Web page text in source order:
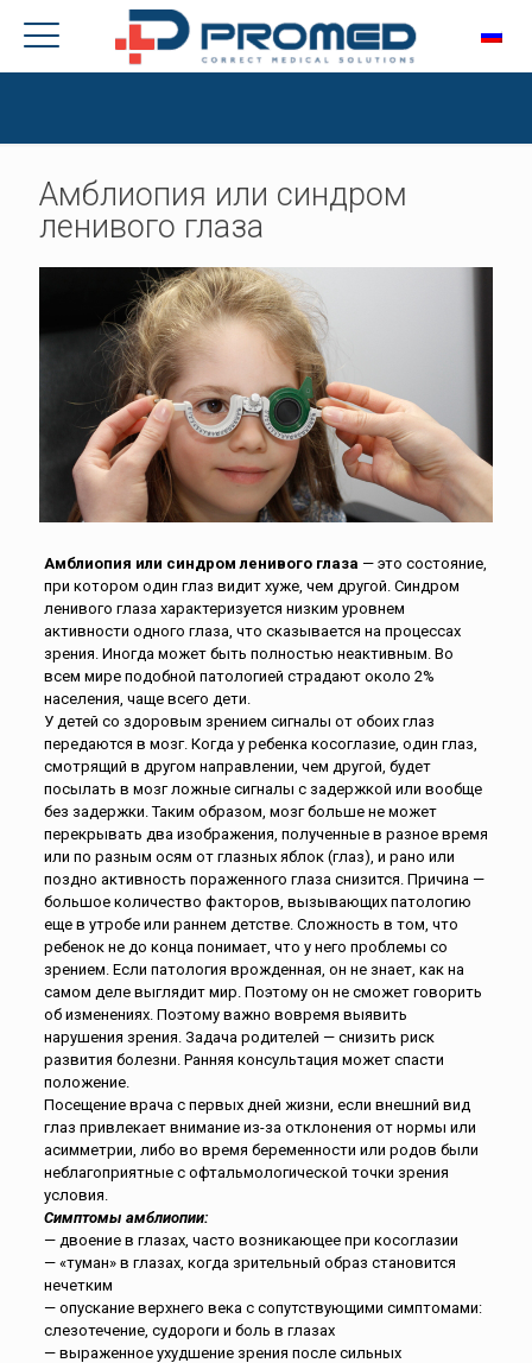
Амблиопия или синдром
ленивого глаза
Амблиопия или синдром ленивого глаза — это состояние,
при котором один глаз видит хуже, чем другой. Синдром
ленивого глаза характеризуется низким уровнем
активности одного глаза, что сказывается на процессах
зрения. Иногда может быть полностью неактивным. Во
всем мире подобной патологией страдают около 2%
населения, чаще всего дети.
У детей со здоровым зрением сигналы от обоих глаз
передаются в мозг. Когда у ребенка косоглазие, один глаз,
смотрящий в другом направлении, чем другой, будет
посылать в мозг ложные сигналы с задержкой или вообще
без задержки. Таким образом, мозг больше не может
перекрывать два изображения, полученные в разное время
или по разным осям от глазных яблок (глаз), и рано или
поздно активность пораженного глаза снизится. Причина —
большое количество факторов, вызывающих патологию
еще в утробе или раннем детстве. Сложность в том, что
ребенок не до конца понимает, что у него проблемы со
зрением. Если патология врожденная, он не знает, как на
самом деле выглядит мир. Поэтому он не сможет говорить
об изменениях. Поэтому важно вовремя выявить
нарушения зрения. Задача родителей — снизить риск
развития болезни. Ранняя консультация может спасти
положение.
Посещение врача с первых дней жизни, если внешний вид
глаз привлекает внимание из-за отклонения от нормы или
асимметрии, либо во время беременности или родов были
неблагоприятные с офтальмологической точки зрения
условия.
Симптомы амблиопии:
— двоение в глазах, часто возникающее при косоглазии
— «туман» в глазах, когда зрительный образ становится
нечетким
— опускание верхнего века с сопутствующими симптомами:
слезотечение, судороги и боль в глазах
— выраженное ухудшение зрения после сильных